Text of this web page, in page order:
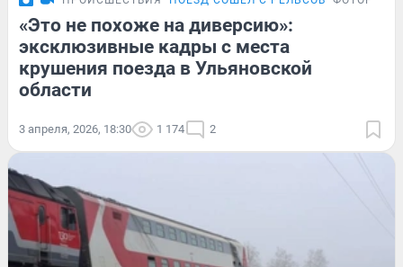
«Это не похоже на диверсию»:
эксклюзивные кадры с места
крушения поезда в Ульяновской
области
3 апреля, 2026, 18:30 1 174 2